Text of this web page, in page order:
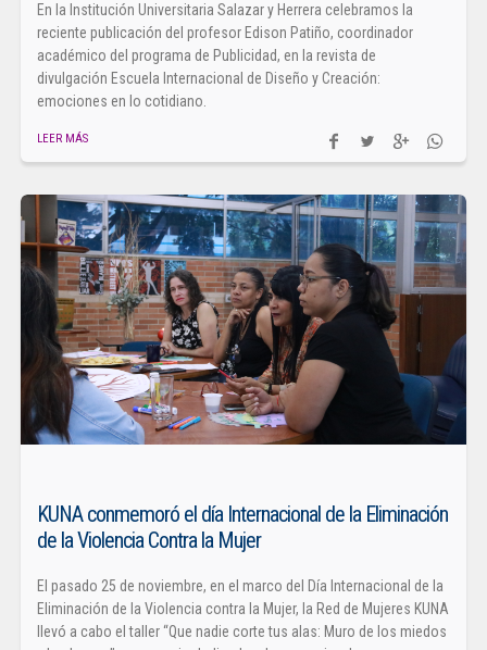
En la Institución Universitaria Salazar y Herrera celebramos la
reciente publicación del profesor Edison Patiño, coordinador
académico del programa de Publicidad, en la revista de
divulgación Escuela Internacional de Diseño y Creación:
emociones en lo cotidiano.
LEER MÁS
KUNA conmemoró el día Internacional de la Eliminación
de la Violencia Contra la Mujer
El pasado 25 de noviembre, en el marco del Día Internacional de la
Eliminación de la Violencia contra la Mujer, la Red de Mujeres KUNA
llevó a cabo el taller “Que nadie corte tus alas: Muro de los miedos